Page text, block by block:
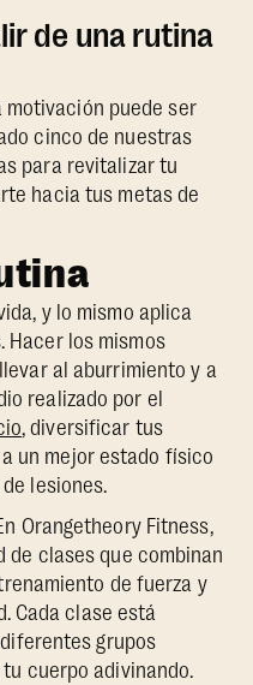
de una rutina
motivación puede ser
cinco de nuestras
para revitalizar tu
hacia tus metas de
y lo mismo aplica
Hacer los mismos
al aburrimiento y a
realizado por el
, diversificar tus
un mejor estado físico
lesiones.
Orangetheory Fitness,
de clases que combinan
de fuerza y
Cada clase está
grupos
cuerpo adivinando.